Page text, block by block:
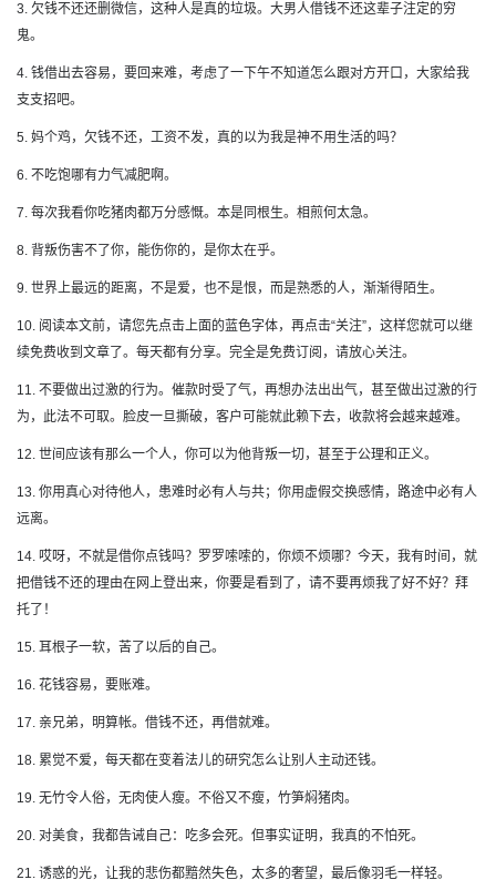
3. 欠钱不还还删微信，这种人是真的垃圾。大男人借钱不还这辈子注定的穷
鬼。
4. 钱借出去容易，要回来难，考虑了一下午不知道怎么跟对方开口，大家给我
支支招吧。
5. 妈个鸡，欠钱不还，工资不发，真的以为我是神不用生活的吗？
6. 不吃饱哪有力气减肥啊。
7. 每次我看你吃猪肉都万分感慨。本是同根生。相煎何太急。
8. 背叛伤害不了你，能伤你的，是你太在乎。
9. 世界上最远的距离，不是爱，也不是恨，而是熟悉的人，渐渐得陌生。
10. 阅读本文前，请您先点击上面的蓝色字体，再点击“关注”，这样您就可以继
续免费收到文章了。每天都有分享。完全是免费订阅，请放心关注。
11. 不要做出过激的行为。催款时受了气，再想办法出出气，甚至做出过激的行
为，此法不可取。脸皮一旦撕破，客户可能就此赖下去，收款将会越来越难。
12. 世间应该有那么一个人，你可以为他背叛一切，甚至于公理和正义。
13. 你用真心对待他人，患难时必有人与共；你用虚假交换感情，路途中必有人
远离。
14. 哎呀，不就是借你点钱吗？罗罗嗦嗦的，你烦不烦哪？今天，我有时间，就
把借钱不还的理由在网上登出来，你要是看到了，请不要再烦我了好不好？拜
托了！
15. 耳根子一软，苦了以后的自己。
16. 花钱容易，要账难。
17. 亲兄弟，明算帐。借钱不还，再借就难。
18. 累觉不爱，每天都在变着法儿的研究怎么让别人主动还钱。
19. 无竹令人俗，无肉使人瘦。不俗又不瘦，竹笋焖猪肉。
20. 对美食，我都告诫自己：吃多会死。但事实证明，我真的不怕死。
21. 诱惑的光，让我的悲伤都黯然失色，太多的奢望，最后像羽毛一样轻。